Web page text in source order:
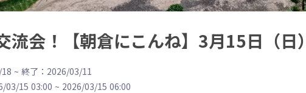
流会！【朝倉にこんね】3月15日（日
~ 終了：2026/03/11
03/15 03:00 ~ 2026/03/15 06:00